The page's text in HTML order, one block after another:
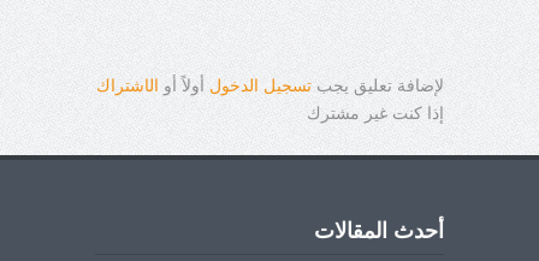
لإضافة تعليق يجب تسجيل الدخولأولاً أو الاشتراك
إذا كنت غير مشترك
أحدث المقالات